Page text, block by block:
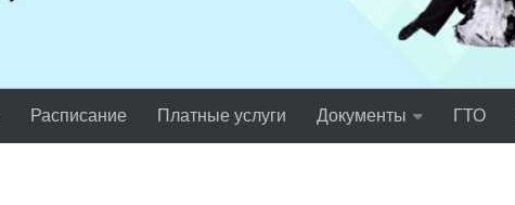
Расписание Платные услуги Документы ГТО